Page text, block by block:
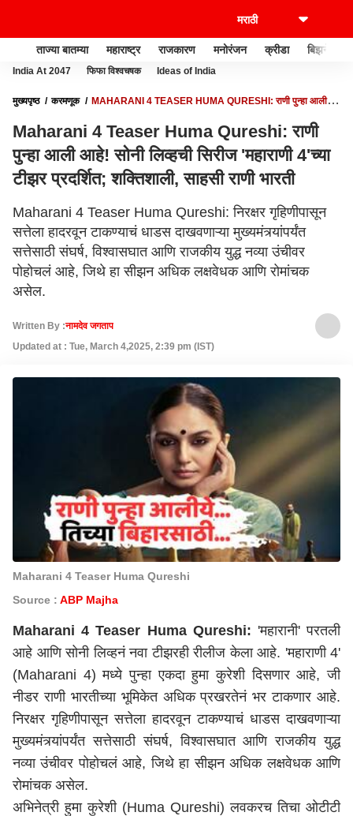
ताज्या बातम्या महाराष्ट्र राजकारण मनोरंजन क्रीडा बिझनेस
India At 2047 फिफा विश्वचषक Ideas of India
मुख्यपृष्ठ करमणूक
MAHARANI 4 TEASER HUMA QURESHI: राणी पुन्‍हा आली
Maharani 4 Teaser Huma Qureshi: राणी
पुन्‍हा आली आहे! सोनी लिव्‍हची सिरीज 'महाराणी 4'च्‍या
टीझर प्रदर्शित; शक्तिशाली, साहसी राणी भारती
Maharani 4 Teaser Huma Qureshi: निरक्षर गृहिणीपासून
सत्तेला हादरवून टाकण्‍याचं धाडस दाखवणाऱ्या मुख्‍यमंत्र्यांपर्यंत
सत्तेसाठी संघर्ष, विश्‍वासघात आणि राजकीय युद्ध नव्‍या उंचीवर
पोहोचलं आहे, जिथे हा सीझन अधिक लक्षवेधक आणि रोमांचक
असेल.
Written By :नामदेव जगताप
Updated at : Tue, March 4,2025, 2:39 pm (IST)
Maharani 4 Teaser Huma Qureshi
Source : ABP Majha
Maharani 4 Teaser Huma Qureshi: 'महारानी' परतली
आहे आणि सोनी लिव्‍हनं नवा टीझरही रीलीज केला आहे. 'महाराणी 4'
(Maharani 4) मध्‍ये पुन्‍हा एकदा हुमा कुरेशी दिसणार आहे, जी
नीडर राणी भारतीच्‍या भूमिकेत अधिक प्रखरतेनं भर टाकणार आहे.
निरक्षर गृहिणीपासून सत्तेला हादरवून टाकण्‍याचं धाडस दाखवणाऱ्या
मुख्‍यमंत्र्यांपर्यंत सत्तेसाठी संघर्ष, विश्‍वासघात आणि राजकीय युद्ध
नव्‍या उंचीवर पोहोचलं आहे, जिथे हा सीझन अधिक लक्षवेधक आणि
रोमांचक असेल.
अभिनेत्री हुमा कुरेशी (Huma Qureshi) लवकरच तिचा ओटीटी